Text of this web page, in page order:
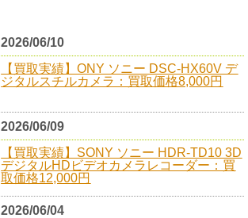
2026/06/10
【買取実績】ONY ソニー DSC-HX60V デ
ジタルスチルカメラ：買取価格8,000円
2026/06/09
【買取実績】SONY ソニー HDR-TD10 3D
デジタルHDビデオカメラレコーダー：買
取価格12,000円
2026/06/04